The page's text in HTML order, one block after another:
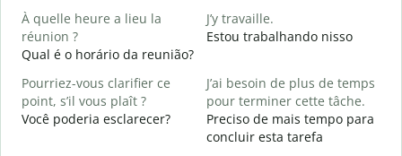
À quelle heure a lieu la
réunion ?
Qual é o horário da reunião?
J’y travaille.
Estou trabalhando nisso
Pourriez-vous clarifier ce
point, s’il vous plaît ?
Você poderia esclarecer?
J’ai besoin de plus de temps
pour terminer cette tâche.
Preciso de mais tempo para
concluir esta tarefa